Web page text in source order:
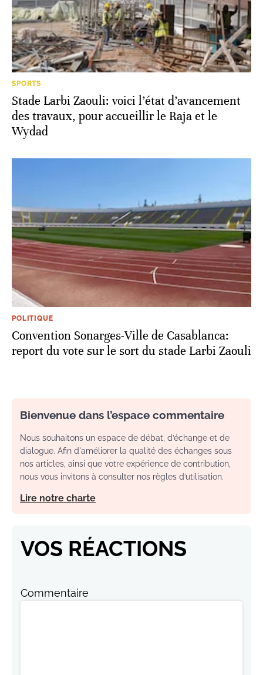
SPORTS
Stade Larbi Zaouli: voici l’état d’avancement
des travaux, pour accueillir le Raja et le
Wydad
POLITIQUE
Convention Sonarges-Ville de Casablanca:
report du vote sur le sort du stade Larbi Zaouli
Bienvenue dans l’espace commentaire
Nous souhaitons un espace de débat, d’échange et de
dialogue. Afin d'améliorer la qualité des échanges sous
nos articles, ainsi que votre expérience de contribution,
nous vous invitons à consulter nos règles d’utilisation.
Lire notre charte
VOS RÉACTIONS
Commentaire